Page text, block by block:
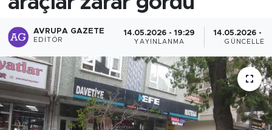
AVRUPA GAZETE
EDITÖR
14.05.2026 - 19:29
YAYINLANMA
14.05.2026 -